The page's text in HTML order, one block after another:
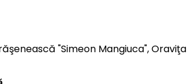
"Simeon Mangiuca", Oraviţa